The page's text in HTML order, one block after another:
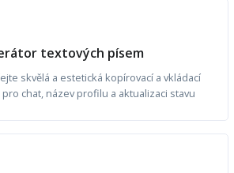
textových písem
skvělá a estetická kopírovací a vkládací
pro chat, název profilu a aktualizaci stavu